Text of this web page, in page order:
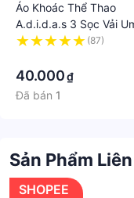
Áo Khoác Thể Thao
A.d.i.d.a.s 3 Sọc Vải
Dặn Co Giãn. Áo Khoác
Dáng Unisex Siêu Hot.=
(87)
40.000₫
Đã bán 1
Sản Phẩm
SHOPEE